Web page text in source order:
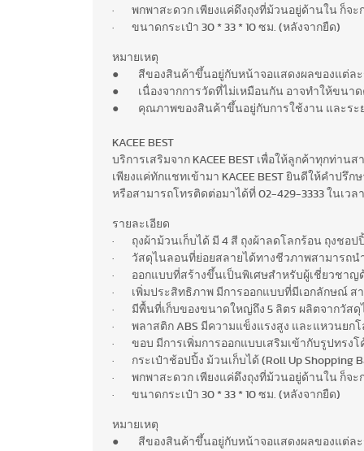
· พกพาสะดวก เพียงแค่ดึงถุงที่ม้วนอยู่ด้านใน ก็จะ
· ขนาดกระเป๋า 30 * 33 * 10 ซม. (หลังจากยืด)
หมายเหตุ
● สีของสินค้าขึ้นอยู่กับหน้าจอแสดงผลของแต่ล
● เนื่องจากการวัดที่ไม่เหมือนกัน อาจทำให้ขนาด
● คุณภาพของสินค้าขึ้นอยู่กับการใช้งาน และระย
KACEE BEST
บริการเสริมจาก KACEE BEST เพื่อให้ลูกค้าทุกท่
เพียงแค่ทักแชทเข้ามา KACEE BEST ยินดีให้คำป
หรือสามารถโทรติดต่อมาได้ที่ 02-429-3333 ในเวล
รายละเอียด
· ถุงผ้าม้วนเก็บได้ มี 4 สี ถุงผ้าลดโลกร้อน ถุงชอป
· วัสดุไนลอนที่ย่อยสลายได้ทางชีวภาพสามารถนำ
· ออกแบบที่สร้างขึ้นเป็นพิเศษสำหรับผู้เชี่ยวชาญ
· เพิ่มประสิทธิภาพ มีการออกแบบที่มีเอกลักษณ์ สา
· มีพื้นที่เก็บของขนาดใหญ่ถึง 5 ลิตร ผลิตจากวัส
· พลาสติก ABS มีความแข็งแรงสูง และแหวนยก
· ขอบ มีการเพิ่มการออกแบบเสริมเข้ากับรูปทรงโ
· กระเป๋าช้อปปิ้ง ม้วนเก็บได้ (Roll Up Shopping
· พกพาสะดวก เพียงแค่ดึงถุงที่ม้วนอยู่ด้านใน ก็จะ
· ขนาดกระเป๋า 30 * 33 * 10 ซม. (หลังจากยืด)
หมายเหตุ
● สีของสินค้าขึ้นอยู่กับหน้าจอแสดงผลของแต่ล